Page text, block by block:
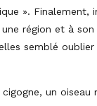
». Finalement,
région et à
semblé
cigogne, un oiseau